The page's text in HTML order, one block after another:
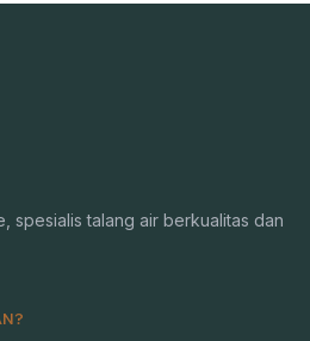
spesialis talang air berkualitas dan